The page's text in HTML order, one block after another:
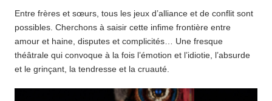
Entre frères et sœurs, tous les jeux d’alliance et de conflit sont
possibles. Cherchons à saisir cette infime frontière entre
amour et haine, disputes et complicités… Une fresque
théâtrale qui convoque à la fois l’émotion et l’idiotie, l’absurde
et le grinçant, la tendresse et la cruauté.